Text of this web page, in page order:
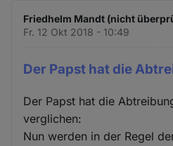
Friedhelm Mandt (nicht
Fr. 12 Okt 2018 - 10:49
Der Papst hat die
Der Papst hat die
verglichen:
Nun werden in der Regel